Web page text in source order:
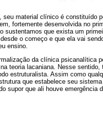
material clínico é constituído
fortemente desenvolvida no
sustentamos que exista um
o começo e que ela vai
ensino.
da clínica psicanalítica
teoria lacaniana. Nesse sentido,
estruturalista. Assim como
que estabelece seu
supor que ali houve emergência